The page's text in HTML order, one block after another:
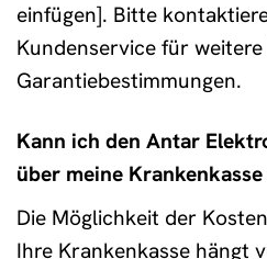
einfügen]. Bitte
Kundenservice für
Garantiebestimmungen.
Kann ich den Antar
über meine
Die Möglichkeit der
Ihre Krankenkasse hängt